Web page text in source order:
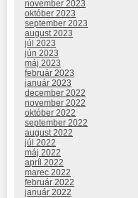
november 2023
október 2023
september 2023
august 2023
júl 2023
jún 2023
máj 2023
február 2023
január 2023
december 2022
november 2022
október 2022
september 2022
august 2022
júl 2022
máj 2022
apríl 2022
marec 2022
február 2022
január 2022